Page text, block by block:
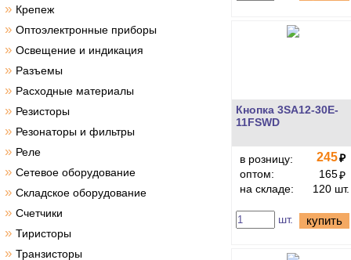
» Крепеж
» Оптоэлектронные приборы
» Освещение и индикация
» Разъемы
» Расходные материалы
» Резисторы
» Резонаторы и фильтры
» Реле
» Сетевое оборудование
» Складское оборудование
» Счетчики
» Тиристоры
» Транзисторы
Кнопка 3SA12-30E-
11FSWD
в розницу: 245₽
оптом:
165₽
на складе:
120 шт.
шт. купить